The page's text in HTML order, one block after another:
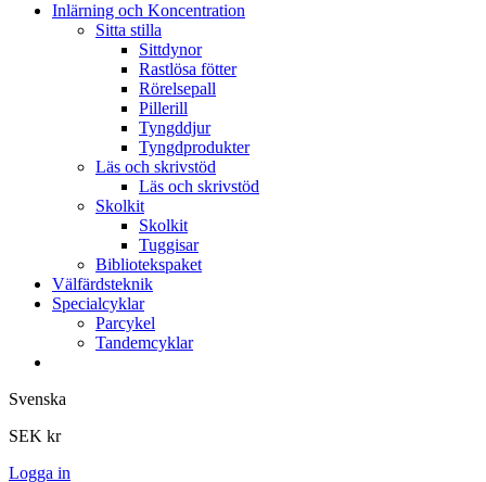
Inlärning och Koncentration
Sitta stilla
Sittdynor
Rastlösa fötter
Rörelsepall
Pillerill
Tyngddjur
Tyngdprodukter
Läs och skrivstöd
Läs och skrivstöd
Skolkit
Skolkit
Tuggisar
Bibliotekspaket
Välfärdsteknik
Specialcyklar
Parcykel
Tandemcyklar
Svenska
SEK kr
Logga in